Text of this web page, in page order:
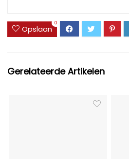
Opslaan
0
Gerelateerde Artikelen